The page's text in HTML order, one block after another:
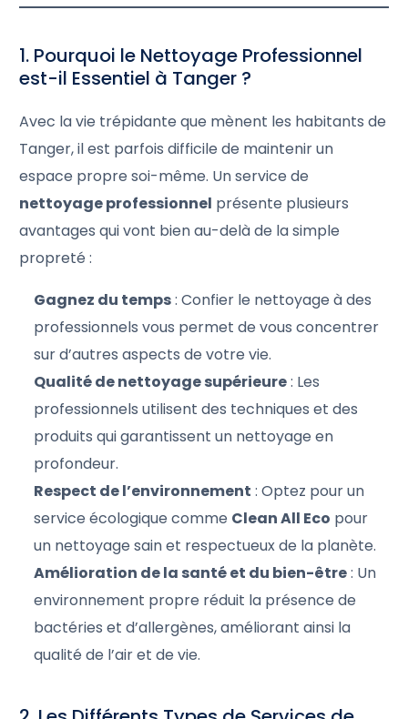
1. Pourquoi le Nettoyage Professionnel
est-il Essentiel à Tanger ?
Avec la vie trépidante que mènent les habitants de
Tanger, il est parfois difficile de maintenir un
espace propre soi-même. Un service de
nettoyage professionnel présente plusieurs
avantages qui vont bien au-delà de la simple
propreté :
Gagnez du temps: Confier le nettoyage à des
professionnels vous permet de vous concentrer
sur d’autres aspects de votre vie.
Qualité de nettoyage supérieure: Les
professionnels utilisent des techniques et des
produits qui garantissent un nettoyage en
profondeur.
Respect de l’environnement : Optez pour un
service écologique comme Clean All Eco pour
un nettoyage sain et respectueux de la planète.
Amélioration de la santé et du bien-être: Un
environnement propre réduit la présence de
bactéries et d’allergènes, améliorant ainsi la
qualité de l’air et de vie.